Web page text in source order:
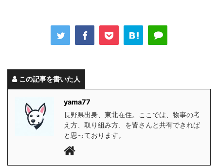
この記事を書いた人
yama77
長野県出身、東北在住。ここでは、物事の考
え方、取り組み方、を皆さんと共有できれば
と思っております。